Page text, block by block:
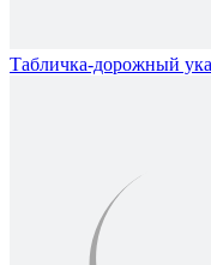
Табличка-дорожный